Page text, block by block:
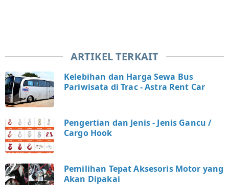
ARTIKEL TERKAIT
Kelebihan dan Harga Sewa Bus
Pariwisata di Trac - Astra Rent Car
Pengertian dan Jenis - Jenis Gancu /
Cargo Hook
Pemilihan Tepat Aksesoris Motor yang
Akan Dipakai